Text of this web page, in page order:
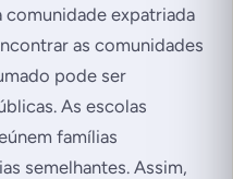
comunidade expatriada
as comunidades
pode ser
As escolas
famílias
semelhantes. Assim,